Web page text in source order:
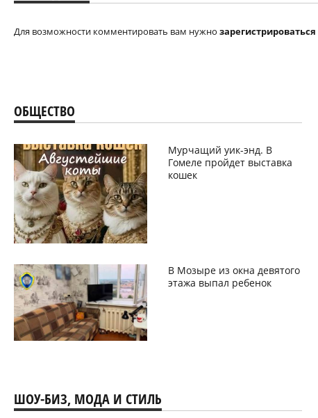
Для возможности комментировать вам нужно зарегистрироваться
ОБЩЕСТВО
Мурчащий уик-энд. В
Гомеле пройдет выставка
кошек
В Мозыре из окна девятого
этажа выпал ребенок
ШОУ-БИЗ, МОДА И СТИЛЬ